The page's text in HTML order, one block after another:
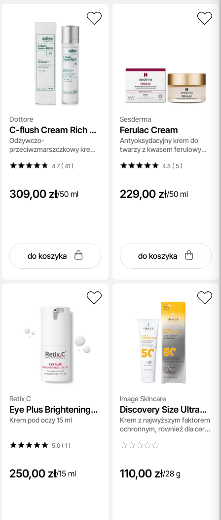
Dottore
C-flush Cream Rich 2
%
Odżywczo-
przeciwzmarszczkowy krem z
4.7 ( 41)
309,00 zł/50 ml
do koszyka
Sesderma
Ferulac Cream
Antyoksydacyjny krem do
twarzy z kwasem ferulowym
4.8 ( 5)
229,00 zł/50 ml
do koszyka
Retix C
Eye Plus Brightening
Cream
Krem pod oczy 15 ml
5.0 ( 1)
250,00 zł/15 ml
Image Skincare
Discovery Size Ultra
Defense Moisturizer
SPF 50
Krem z najwyższym faktorem
ochronnym, również dla cer
110,00 zł/28 g